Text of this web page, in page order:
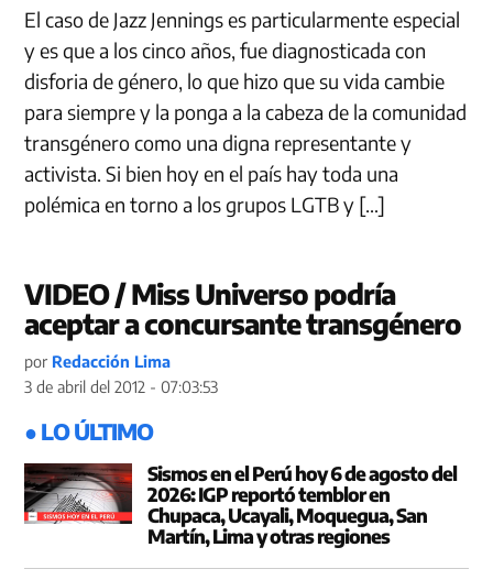
El caso de Jazz Jennings es particularmente especial
y es que a los cinco años, fue diagnosticada con
disforia de género, lo que hizo que su vida cambie
para siempre y la ponga a la cabeza de la comunidad
transgénero como una digna representante y
activista. Si bien hoy en el país hay toda una
polémica en torno a los grupos LGTB y […]
VIDEO / Miss Universo podría
aceptar a concursante transgénero
por Redacción Lima
3 de abril del 2012 - 07:03:53
● LO ÚLTIMO
Sismos en el Perú hoy 6 de agosto del
2026: IGP reportó temblor en
Chupaca, Ucayali, Moquegua, San
Martín, Lima y otras regiones